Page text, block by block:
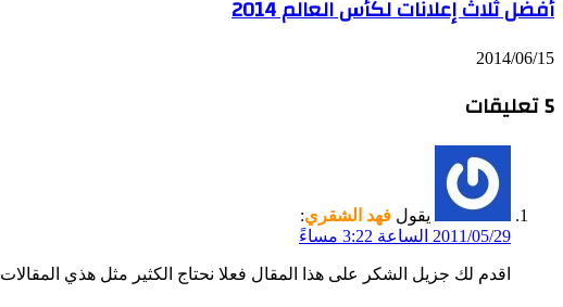
أفضل ثلاث إعلانات لكأس العالم 2014
2014/06/15
‫5 تعليقات
يقول فهد الشقري:
2011/05/29 الساعة 3:22 مساءً
اقدم لك جزيل الشكر على هذا المقال فعلا نحتاج الكثير مثل هذي المقالات